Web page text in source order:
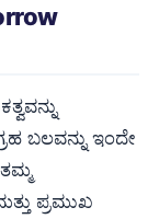
ಬಲವನ್ನು ಇಂದೇ
ಪ್ರಮುಖ